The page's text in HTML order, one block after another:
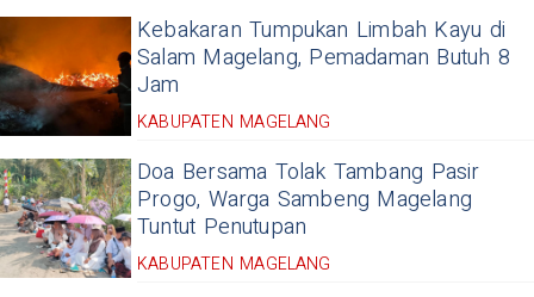
Kebakaran Tumpukan Limbah Kayu di
Salam Magelang, Pemadaman Butuh 8
Jam
KABUPATEN MAGELANG
Doa Bersama Tolak Tambang Pasir
Progo, Warga Sambeng Magelang
Tuntut Penutupan
KABUPATEN MAGELANG